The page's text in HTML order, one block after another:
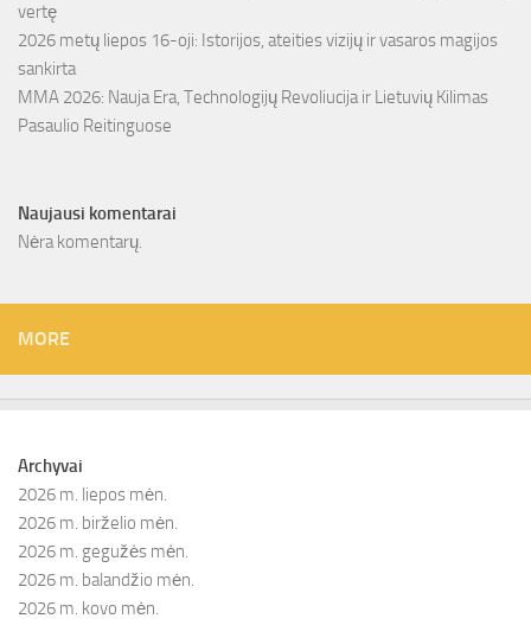
vertę
2026 metų liepos 16-oji: Istorijos, ateities vizijų ir vasaros magijos
sankirta
MMA 2026: Nauja Era, Technologijų Revoliucija ir Lietuvių Kilimas
Pasaulio Reitinguose
Naujausi komentarai
Nėra komentarų.
MORE
Archyvai
2026 m. liepos mėn.
2026 m. birželio mėn.
2026 m. gegužės mėn.
2026 m. balandžio mėn.
2026 m. kovo mėn.